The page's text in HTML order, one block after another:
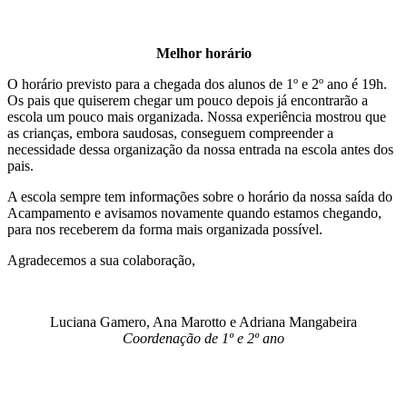
Melhor horário
O horário previsto para a chegada dos alunos de 1º e 2º ano é 19h.
Os pais que quiserem chegar um pouco depois já encontrarão a
escola um pouco mais organizada. Nossa experiência mostrou que
as crianças, embora saudosas, conseguem compreender a
necessidade dessa organização da nossa entrada na escola antes dos
pais.
A escola sempre tem informações sobre o horário da nossa saída do
Acampamento e avisamos novamente quando estamos chegando,
para nos receberem da forma mais organizada possível.
Agradecemos a sua colaboração,
Luciana Gamero, Ana Marotto e Adriana Mangabeira
Coordenação de 1º e 2º ano